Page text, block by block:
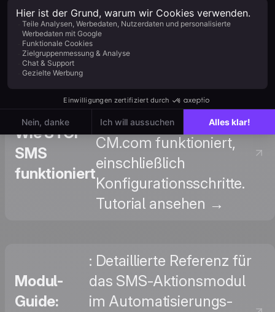
erstellen
verfassen, ausrichten
und senden. Leitfaden
Wie STOP-
SMS
funktioniert
: Verstehen Sie, wie die
Opt-out-Funktion mit
CM.com funktioniert,
einschließlich
Konfigurationsschritte.
Tutorial ansehen →
Modul-
Guide:
: Detaillierte Referenz für
das SMS-Aktionsmodul
im Automatisierungs-